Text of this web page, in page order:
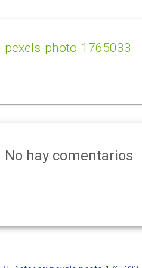
pexels-photo-1765033
No hay comentarios
Navegación